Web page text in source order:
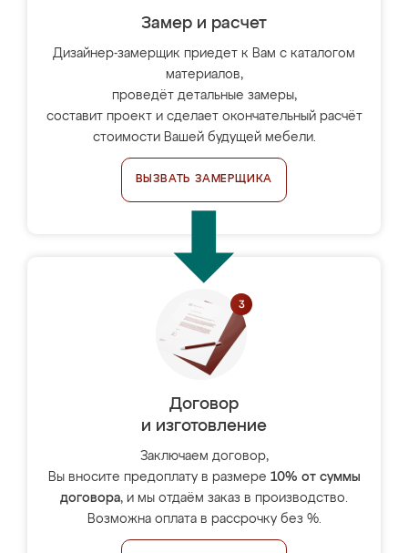
Замер и расчет
Дизайнер-замерщик приедет к Вам с каталогом
материалов,
проведёт детальные замеры,
составит проект и сделает окончательный расчёт
стоимости Вашей будущей мебели.
ВЫЗВАТЬ ЗАМЕРЩИКА
Договор
и изготовление
Заключаем договор,
Вы вносите предоплату в размере 10% от суммы
договора, и мы отдаём заказ в производство.
Возможна оплата в рассрочку без %.